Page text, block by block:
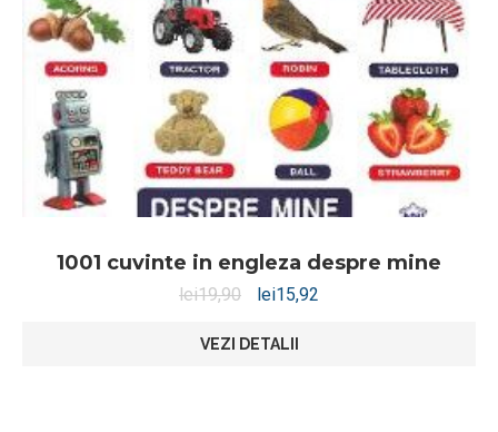
1001 cuvinte in engleza despre mine
lei19,90 lei15,92
VEZI DETALII